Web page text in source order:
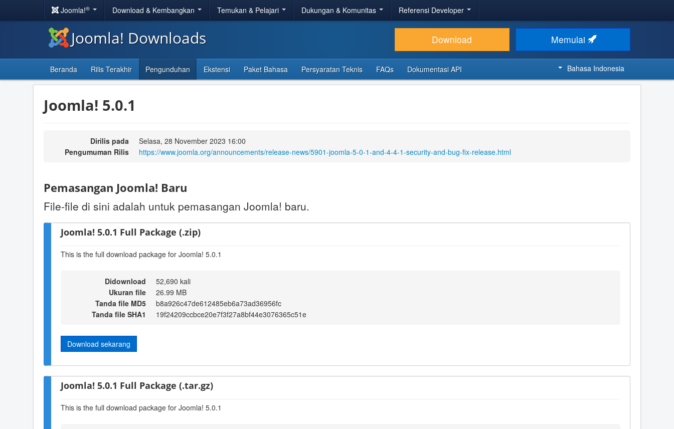
Joomla!® Download & Kembangkan Temukan & Pelajari Dukungan & Komunitas Referensi Developer
Joomla! Downloads Download Memulai
Beranda Rilis Terakhir Pengunduhan Ekstensi Paket Bahasa Persyaratan Teknis FAQs Dokumentasi API Bahasa Indonesia
Joomla! 5.0.1
Dirilis pada
Selasa, 28 November 2023 16:00
Pengumuman Rilis
https://www.joomla.org/announcements/release-news/5901-joomla-5-0-1-and-4-4-1-security-and-bug-fix-release.html
Pemasangan Joomla! Baru
File-file di sini adalah untuk pemasangan Joomla! baru.
Joomla! 5.0.1 Full Package (.zip)
This is the full download package for Joomla! 5.0.1
Didownload
52,690 kali
Ukuran file
26.99 MB
Tanda file MD5
b8a926c47de612485eb6a73ad36956fc
Tanda file SHA1
19f24209ccbce20e7f3f27a8bf44e3076365c51e
Download sekarang
Joomla! 5.0.1 Full Package (.tar.gz)
This is the full download package for Joomla! 5.0.1